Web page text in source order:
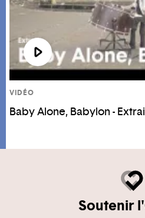
VIDÉO
Baby Alone, Babylon -
Soutenir